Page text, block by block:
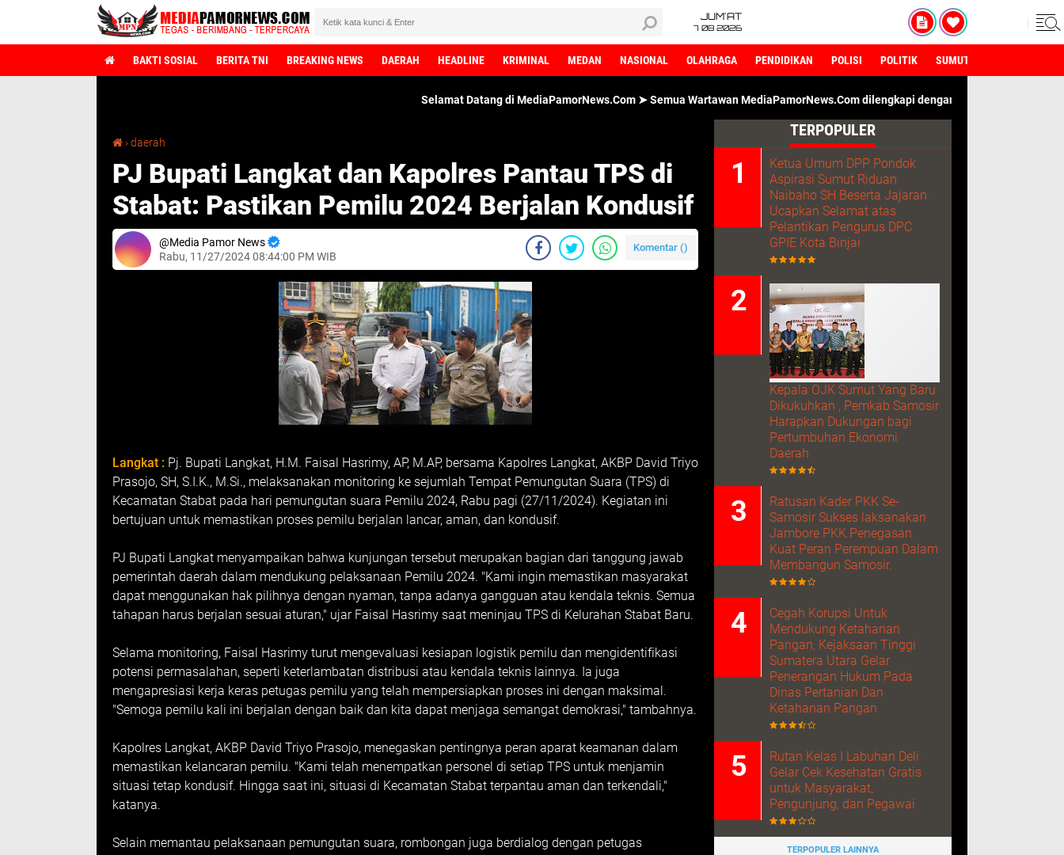
JUM'AT
7 08 2026
BAKTI SOSIAL BERITA TNI BREAKING NEWS DAERAH HEADLINE KRIMINAL MEDAN NASIONAL OLAHRAGA PENDIDIKAN POLISI POLITIK SUMUT
Selamat Datang di MediaPamorNews.Com ➤ Semua Wartawan MediaPamorNews.Com dilengkapi dengan ID Card Wartawan. Kami Adalah
›daerah
PJ Bupati Langkat dan Kapolres Pantau TPS di
Stabat: Pastikan Pemilu 2024 Berjalan Kondusif
Media Pamor News
Rabu, 11/27/2024 08:44:00 PM WIB
Komentar ()
Langkat : Pj. Bupati Langkat, H.M. Faisal Hasrimy, AP, M.AP, bersama Kapolres Langkat, AKBP David Triyo
Prasojo, SH, S.I.K., M.Si., melaksanakan monitoring ke sejumlah Tempat Pemungutan Suara (TPS) di
Kecamatan Stabat pada hari pemungutan suara Pemilu 2024, Rabu pagi (27/11/2024). Kegiatan ini
bertujuan untuk memastikan proses pemilu berjalan lancar, aman, dan kondusif.
PJ Bupati Langkat menyampaikan bahwa kunjungan tersebut merupakan bagian dari tanggung jawab
pemerintah daerah dalam mendukung pelaksanaan Pemilu 2024. "Kami ingin memastikan masyarakat
dapat menggunakan hak pilihnya dengan nyaman, tanpa adanya gangguan atau kendala teknis. Semua
tahapan harus berjalan sesuai aturan," ujar Faisal Hasrimy saat meninjau TPS di Kelurahan Stabat Baru.
Selama monitoring, Faisal Hasrimy turut mengevaluasi kesiapan logistik pemilu dan mengidentifikasi
potensi permasalahan, seperti keterlambatan distribusi atau kendala teknis lainnya. Ia juga
mengapresiasi kerja keras petugas pemilu yang telah mempersiapkan proses ini dengan maksimal.
"Semoga pemilu kali ini berjalan dengan baik dan kita dapat menjaga semangat demokrasi," tambahnya.
Kapolres Langkat, AKBP David Triyo Prasojo, menegaskan pentingnya peran aparat keamanan dalam
memastikan kelancaran pemilu. "Kami telah menempatkan personel di setiap TPS untuk menjamin
situasi tetap kondusif. Hingga saat ini, situasi di Kecamatan Stabat terpantau aman dan terkendali,"
katanya.
Selain memantau pelaksanaan pemungutan suara, rombongan juga berdialog dengan petugas
TERPOPULER
Ketua Umum DPP Pondok
Aspirasi Sumut Riduan
Naibaho SH Beserta Jajaran
Ucapkan Selamat atas
Pelantikan Pengurus DPC
GPIE Kota Binjai
Kepala OJK Sumut Yang Baru
Dikukuhkan , Pemkab Samosir
Harapkan Dukungan bagi
Pertumbuhan Ekonomi
Daerah
Ratusan Kader PKK Se-
Samosir Sukses laksanakan
Jambore PKK.Penegasan
Kuat Peran Perempuan Dalam
Membangun Samosir.
Cegah Korupsi Untuk
Mendukung Ketahanan
Pangan, Kejaksaan Tinggi
Sumatera Utara Gelar
Penerangan Hukum Pada
Dinas Pertanian Dan
Ketahanan Pangan
Rutan Kelas I Labuhan Deli
Gelar Cek Kesehatan Gratis
untuk Masyarakat,
Pengunjung, dan Pegawai
TERPOPULER LAINNYA